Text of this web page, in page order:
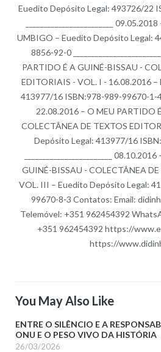
Euedito Depósito Legal: 493726/22
________________________
UMBIGO – Euedito Depósito Legal:
8856-92-0
PARTIDO É A GUINÉ-BISSAU -
EDITORIAIS - VOL. I - 16.08.2016
413977/16 ISBN:978-989-99670-1-4
22.08.2016 – O MEU PARTIDO
COLECTÂNEA DE TEXTOS
Depósito Legal: 413977/16
________________________
GUINÉ-BISSAU - COLECTÂNEA
VOL. III – Euedito Depósito Legal:
99670-8-3 Contatos: Email:
Telemóvel: +351 962454392
+351 962454392 https://
https://
You May Also Like
ENTRE O SILÊNCIO E A
ONU E O PESO VIVO DA HISTÓRIA
26/03/2026